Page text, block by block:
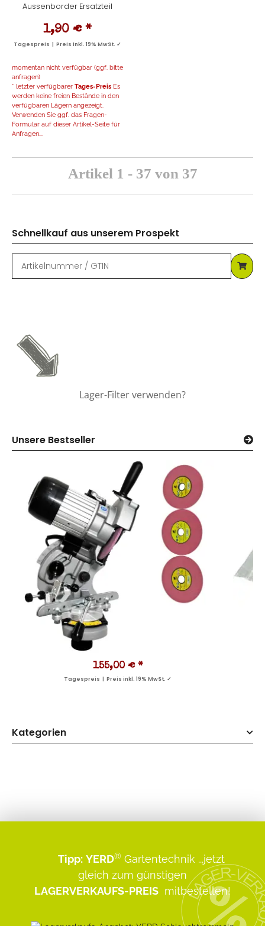
Aussenborder Ersatzteil
1,90 € *
Tagespreis | Preis inkl. 19% MwSt. ✓
momentan nicht verfügbar (ggf. bitte
anfragen)
* letzter verfügbarer Tages-Preis Es
werden keine freien Bestände in den
verfügbaren Lägern angezeigt.
Verwenden Sie ggf. das Fragen-
Formular auf dieser Artikel-Seite für
Anfragen...
Artikel 1 - 37 von 37
Schnellkauf aus unserem Prospekt
Lager-Filter verwenden?
Unsere Bestseller
155,00 € *
Tagespreis | Preis inkl. 19% MwSt. ✓
Kategorien
Tipp: YERD® Gartentechnik ...jetzt
gleich zum günstigen
LAGERVERKAUFS-PREIS mitbestellen!